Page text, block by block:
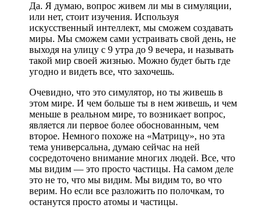
Да. Я думаю, вопрос живем ли мы в симуляции,
или нет, стоит изучения. Используя
искусственный интеллект, мы сможем создавать
миры. Мы сможем сами устраивать свой день, не
выходя на улицу с 9 утра до 9 вечера, и называть
такой мир своей жизнью. Можно будет быть где
угодно и видеть все, что захочешь.
Очевидно, что это симулятор, но ты живешь в
этом мире. И чем больше ты в нем живешь, и чем
меньше в реальном мире, то возникает вопрос,
является ли первое более обоснованным, чем
второе. Немного похоже на «Матрицу», но эта
тема универсальна, думаю сейчас на ней
сосредоточено внимание многих людей. Все, что
мы видим — это просто частицы. На самом деле
это не то, что мы видим. Мы видим то, во что
верим. Но если все разложить по полочкам, то
останутся просто атомы и частицы.